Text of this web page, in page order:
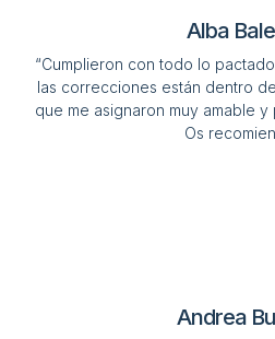
Alba
“Cumplieron con todo lo
las correcciones están dentro
que me asignaron muy amable y
Os
Andrea